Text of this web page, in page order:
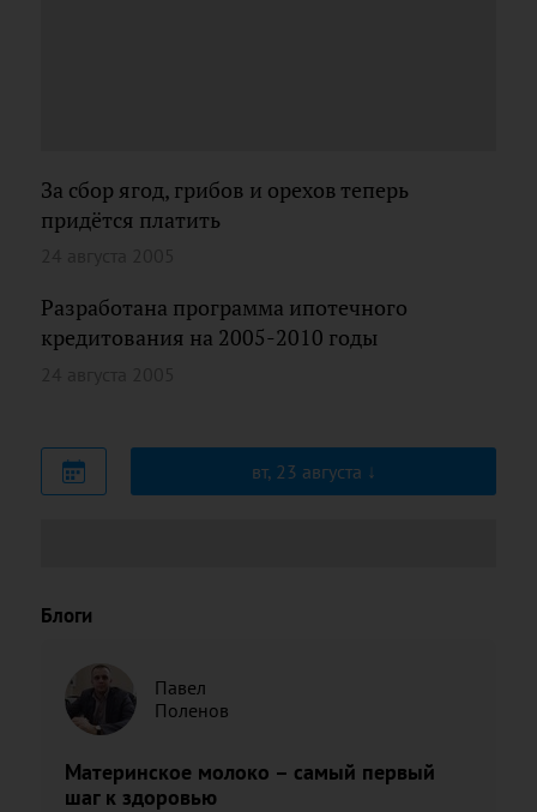
За сбор ягод, грибов и орехов теперь
придётся платить
Разработана программа ипотечного
кредитования на 2005-2010 годы
вт, 23 августа
Блоги
Павел
Поленов
Материнское молоко – самый первый
шаг к здоровью